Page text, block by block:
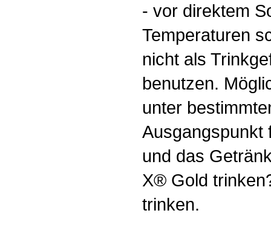
- vor direktem
Temperaturen
nicht als
benutzen.
unter
Ausgangspunkt
und das
X® Gold
trinken.